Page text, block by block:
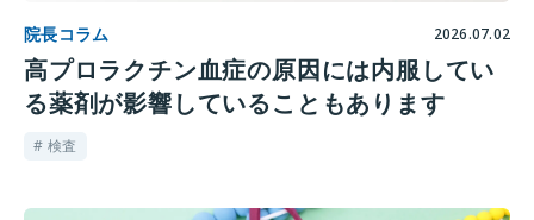
院長コラム 2026.07.02
高プロラクチン血症の原因には内服してい
る薬剤が影響していることもあります
# 検査